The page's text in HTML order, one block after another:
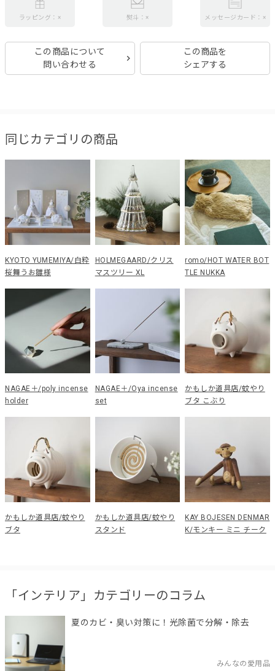
ラッピング：× 熨斗：× メッセージカード：×
この商品について
問い合わせる
この商品を
シェアする
同じカテゴリの商品
KYOTO YUMEMIYA/白粋
桜舞うお雛様
HOLMEGAARD/クリス
マスツリー XL
romo/HOT WATER BOT
TLE NUKKA
NAGAE＋/poly incense
holder
NAGAE＋/Oya incense
set
かもしか道具店/蚊やり
ブタ こぶり
かもしか道具店/蚊やり
ブタ
かもしか道具店/蚊やり
スタンド
KAY BOJESEN DENMAR
K/モンキー ミニ チーク
「インテリア」カテゴリーのコラム
夏のカビ・臭い対策に！光除菌で分解・除去
みんなの愛用品